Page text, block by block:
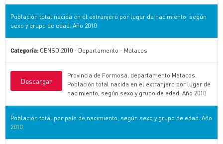
Población total nacida en el extranjero por lugar de nacimiento, según
sexo y grupo de edad. Año 2010
Categoría: CENSO 2010 - Departamento - Matacos
Descargar
Provincia de Formosa, departamento Matacos.
Población total nacida en el extranjero por lugar de
nacimiento, según sexo y grupo de edad. Año 2010
Población total por país de nacimiento, según sexo y grupo de edad. Año
2010